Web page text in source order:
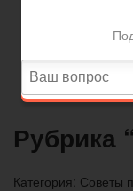
Договорные
Заработная
Вопросы и
Рубрика
Категория: Советы